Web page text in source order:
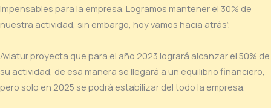
impensables para la empresa. Logramos mantener el 30% de
nuestra actividad, sin embargo, hoy vamos hacia atrás”.
Aviatur proyecta que para el año 2023 logrará alcanzar el 50% de
su actividad, de esa manera se llegará a un equilibrio financiero,
pero solo en 2025 se podrá estabilizar del todo la empresa.